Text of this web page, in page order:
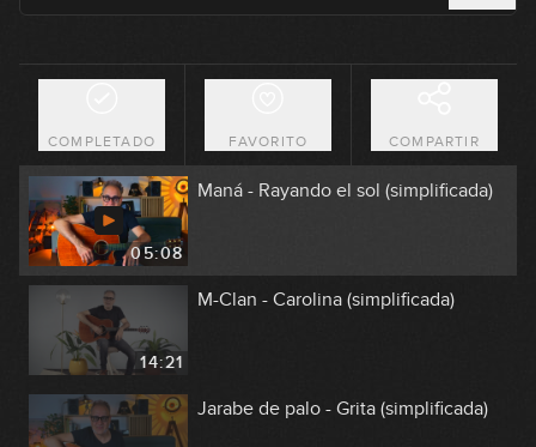
COMPLETADO FAVORITO COMPARTIR
12:07
Coldplay - Yellow (simplificada)
05:08
Maná - Rayando el sol (simplificada)
14:21
M-Clan - Carolina (simplificada)
Jarabe de palo - Grita (simplificada)